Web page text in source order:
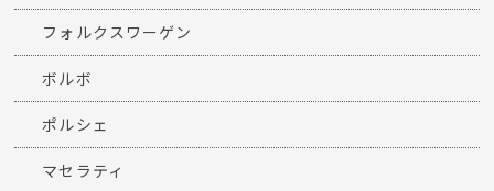
フォルクスワーゲン
ボルボ
ポルシェ
マセラティ